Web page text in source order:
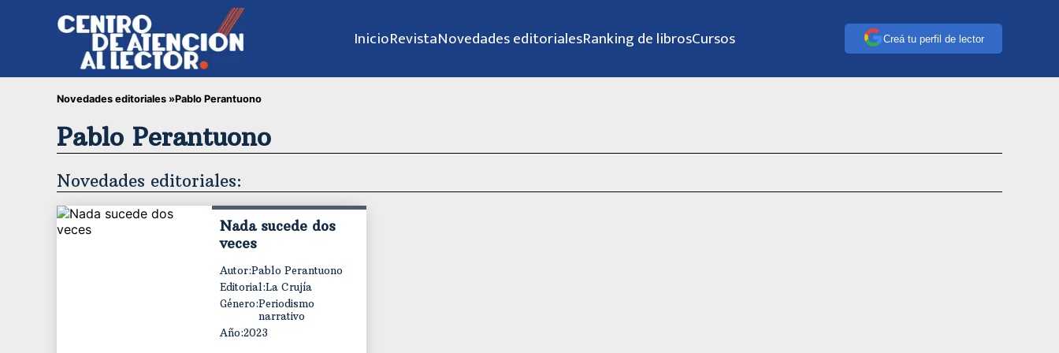
InicioRevistaNovedades editorialesRanking de librosCursos Creá tu perfil de lector
Novedades editoriales »Pablo Perantuono
Pablo Perantuono
Novedades editoriales:
Nada sucede dos
veces
Autor:Pablo Perantuono
Editorial:La Crujía
Género:Periodismo
narrativo
Año:2023